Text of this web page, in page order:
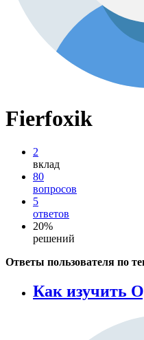
Fierfoxik
2
вклад
80
вопросов
5
ответов
20%
решений
Ответы пользователя по
Как изучить